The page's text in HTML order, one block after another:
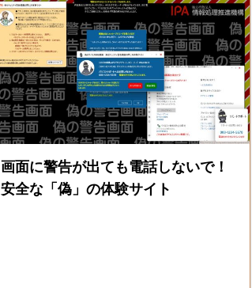
画面に警告が出ても電話しないで！
安全な「偽」の体験サイト